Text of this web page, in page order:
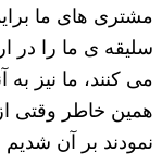
مشتری های ما
سلیقه ی ما را در
می کنند، ما نیز
همین خاطر وقتی
نمودند بر آن شدیم